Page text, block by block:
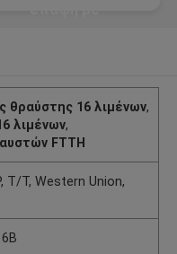
θραύστης 16 λιμένων,
λιμένων,
FTTH
T/T, Western Union,